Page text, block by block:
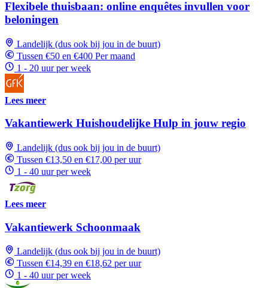
Flexibele thuisbaan: online enquêtes invullen voor
beloningen
Landelijk (dus ook bij jou in de buurt)
Tussen €50 en €400 Per maand
1 - 20 uur per week
Lees meer
Vakantiewerk Huishoudelijke Hulp in jouw regio
Landelijk (dus ook bij jou in de buurt)
Tussen €13,50 en €17,00 per uur
1 - 40 uur per week
Lees meer
Vakantiewerk Schoonmaak
Landelijk (dus ook bij jou in de buurt)
Tussen €14,39 en €18,62 per uur
1 - 40 uur per week